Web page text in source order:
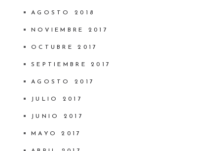
AGOSTO 2018
NOVIEMBRE 2017
OCTUBRE 2017
SEPTIEMBRE 2017
AGOSTO 2017
JULIO 2017
JUNIO 2017
MAYO 2017